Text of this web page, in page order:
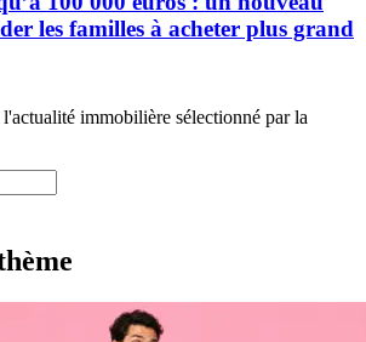
les familles à acheter plus grand
immobilière sélectionné par la